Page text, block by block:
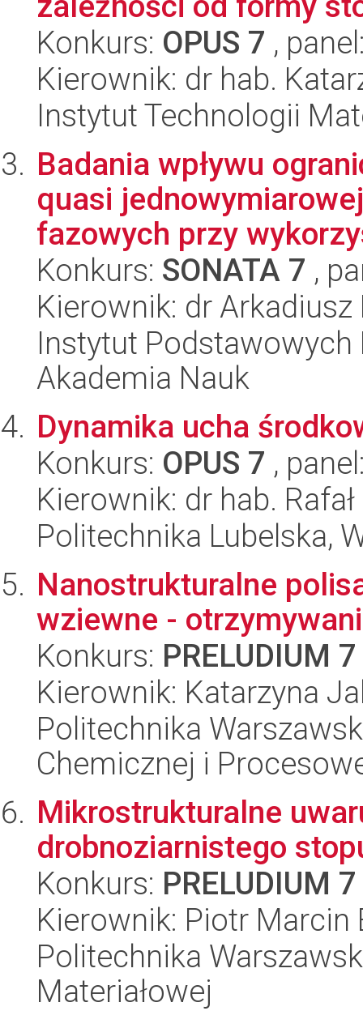
Konkurs: OPUS 7 ,
Kierownik: dr hab.
Instytut Technologii
Badania wpływu
quasi
fazowych przy
Konkurs: SONATA 7 ,
Kierownik: dr
Instytut
Akademia Nauk
Dynamika ucha
Konkurs: OPUS 7 ,
Kierownik: dr hab.
Politechnika Lubelska,
Nanostrukturalne
wziewne -
Konkurs: PRELUDIUM 7
Kierownik: Katarzyna
Politechnika
Chemicznej i
Mikrostrukturalne
drobnoziarnistego
Konkurs: PRELUDIUM 7
Kierownik: Piotr Marcin
Politechnika
Materiałowej